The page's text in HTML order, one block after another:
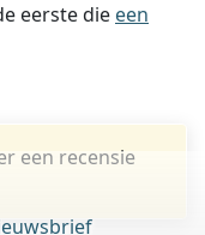
eerste die een
een recensie